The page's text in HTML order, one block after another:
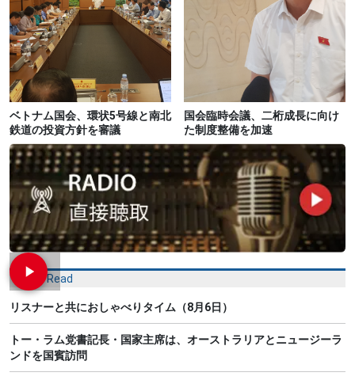
ベトナム国会、環状5号線と南北
鉄道の投資方針を審議
国会臨時会議、二桁成長に向け
た制度整備を加速
Most Read
リスナーと共におしゃべりタイム（8月6日）
トー・ラム党書記長・国家主席は、オーストラリアとニュージーラ
ンドを国賓訪問